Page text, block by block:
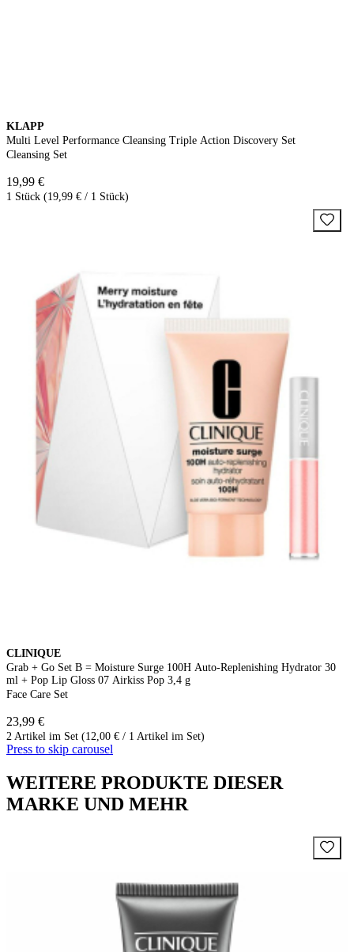
KLAPP
Multi Level Performance Cleansing Triple Action Discovery Set
Cleansing Set
19,99 €
1 Stück (19,99 € / 1 Stück)
CLINIQUE
Grab + Go Set B = Moisture Surge 100H Auto-Replenishing Hydrator 30
ml + Pop Lip Gloss 07 Airkiss Pop 3,4 g
Face Care Set
23,99 €
2 Artikel im Set (12,00 € / 1 Artikel im Set)
Press to skip carousel
WEITERE PRODUKTE DIESER
MARKE UND MEHR